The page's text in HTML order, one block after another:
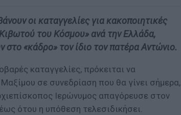
οι καταγγελίες για κακοποιητικές
του Κόσμου» ανά την Ελλάδα,
στο «κάδρο» τον ίδιο τον πατέρα Αντώνιο.
καταγγελίες, πρόκειται να
σε συνεδρίαση που θα γίνει σήμερα,
Ιερώνυμος απαγόρευσε στον
ότου η υπόθεση τελεσιδικήσει.